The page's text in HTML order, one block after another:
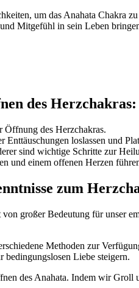
um das Anahata Chakra
Mitgefühl in sein Leben
des Herzchakras:
Öffnung des Herzchakras.
loslassen und
sind wichtige Schritte zur
und einem offenen Herzen
zum
großer Bedeutung für unser
Methoden zur
bedingungslosen Liebe steigern.
des Anahata. Indem wir